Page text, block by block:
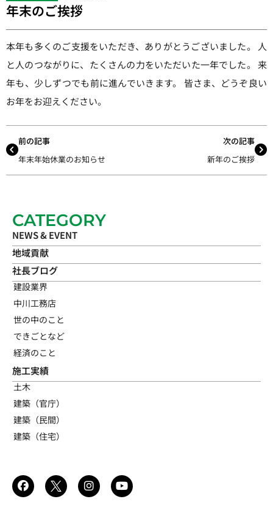
年末のご挨拶
本年も多くのご支援をいただき、ありがとうございました。 人
と人のつながりに、たくさんの力をいただいた一年でした。 来
年も、少しずつでも前に進んでいきます。 皆さま、どうぞ良い
お年をお迎えください。
前の記事
年末年始休業のお知らせ
次の記事
新年のご挨拶
CATEGORY
NEWS & EVENT
地域貢献
社長ブログ
建設業界
中川工務店
世の中のこと
できごとなど
経済のこと
施工実績
土木
建築（官庁）
建築（民間）
建築（住宅）